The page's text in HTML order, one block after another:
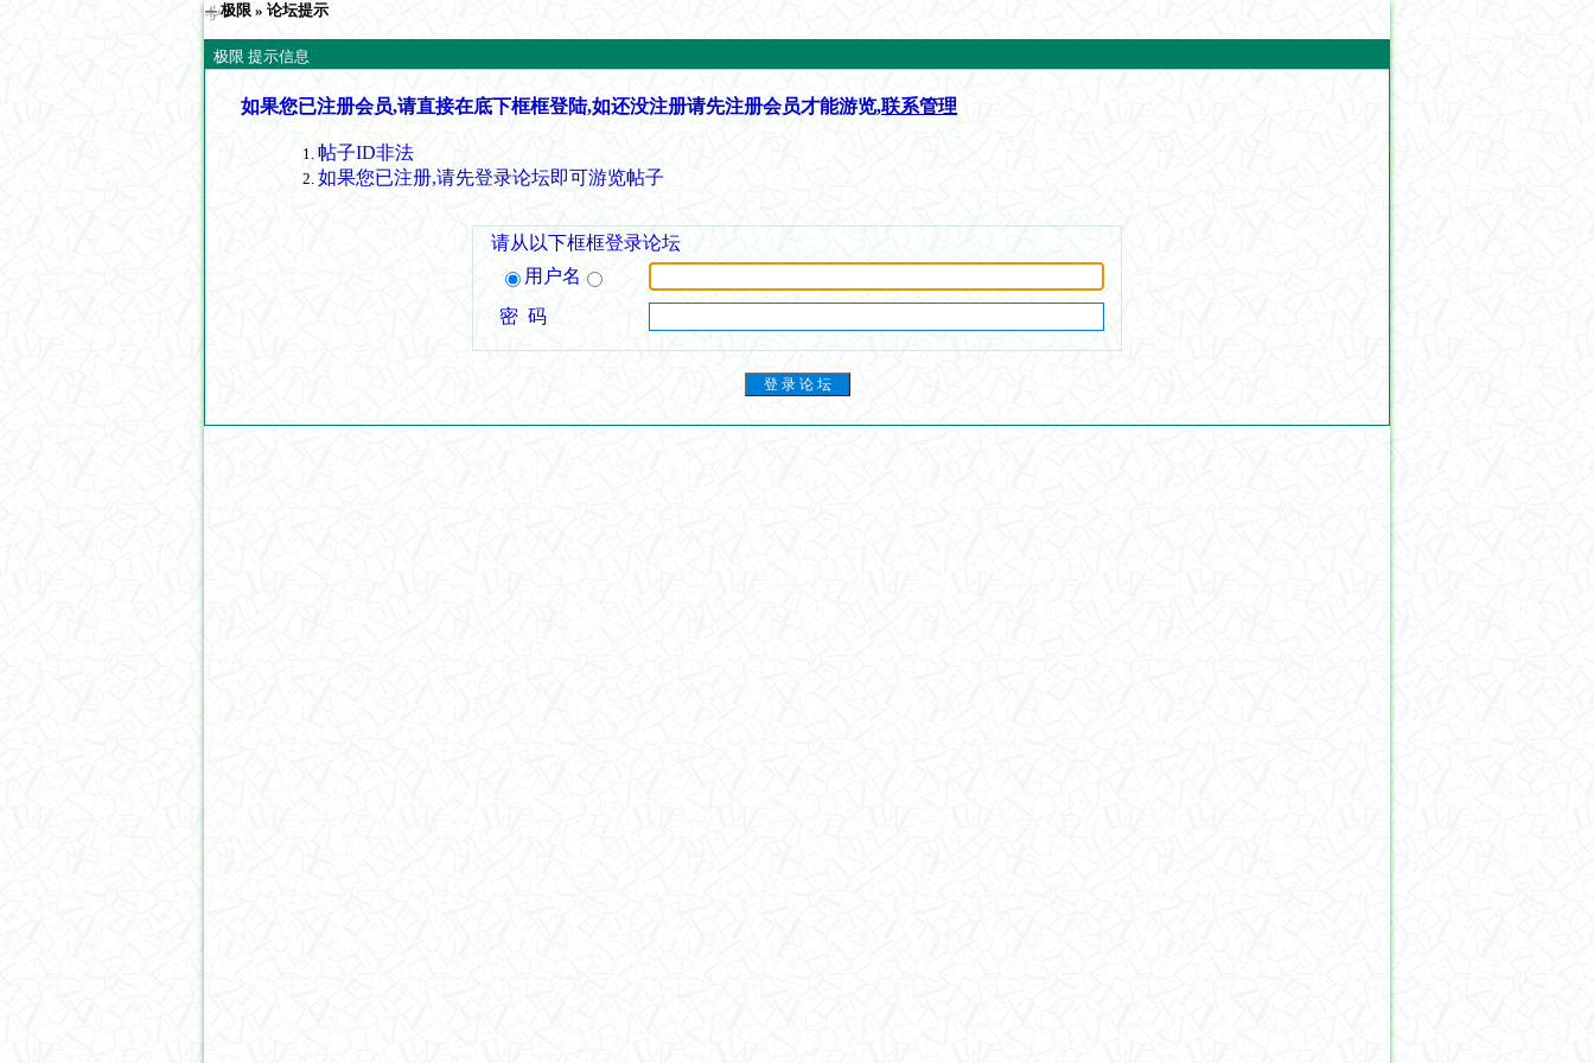
极限 » 论坛提示
极限 提示信息
如果您已注册会员,请直接在底下框框登陆,如还没注册请先注册会员才能游览,联系管理
帖子ID非法
如果您已注册,请先登录论坛即可游览帖子
请从以下框框登录论坛
用户名
密 码